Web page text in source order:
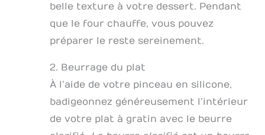
belle texture à votre dessert. Pendant
que le four chauffe, vous pouvez
préparer le reste sereinement.
2. Beurrage du plat
À l’aide de votre pinceau en silicone,
badigeonnez généreusement l’intérieur
de votre plat à gratin avec le beurre